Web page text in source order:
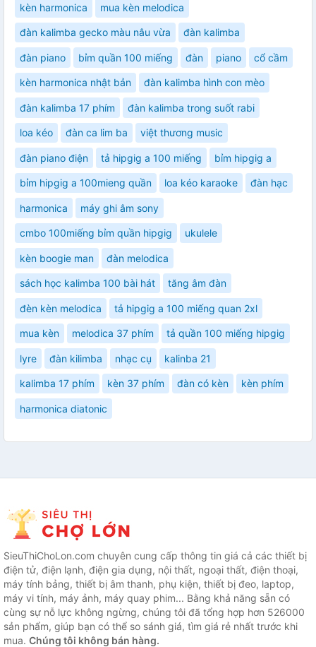
kèn harmonica mua kèn melodica
đàn kalimba gecko màu nâu vừa đàn kalimba
đàn piano bỉm quần 100 miếng đàn piano cổ cầm
kèn harmonica nhật bản đàn kalimba hình con mèo
đàn kalimba 17 phím đàn kalimba trong suốt rabi
loa kéo đàn ca lim ba việt thương music
đàn piano điện tả hipgig a 100 miếng bỉm hipgig a
bỉm hipgig a 100mieng quần loa kéo karaoke đàn hạc
harmonica máy ghi âm sony
cmbo 100miếng bỉm quần hipgig ukulele
kèn boogie man đàn melodica
sách học kalimba 100 bài hát tăng âm đàn
đèn kèn melodica tả hipgig a 100 miếng quan 2xl
mua kèn melodica 37 phím tả quần 100 miếng hipgig
lyre đàn kilimba nhạc cụ kalinba 21
kalimba 17 phím kèn 37 phím đàn có kèn kèn phím
harmonica diatonic
SieuThiChoLon.com chuyên cung cấp thông tin giá cả các thiết bị
điện tử, điện lạnh, điện gia dụng, nội thất, ngoại thất, điện thoại,
máy tính bảng, thiết bị âm thanh, phụ kiện, thiết bị đeo, laptop,
máy vi tính, máy ảnh, máy quay phim... Bằng khả năng sẵn có
cùng sự nỗ lực không ngừng, chúng tôi đã tổng hợp hơn 526000
sản phẩm, giúp bạn có thể so sánh giá, tìm giá rẻ nhất trước khi
mua. Chúng tôi không bán hàng.